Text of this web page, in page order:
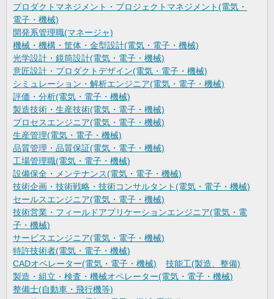
プロダクトマネジメント・プロジェクトマネジメント(電気・
電子・機械)
開発系管理職(マネージャ)
機械・機構・筐体・金型設計(電気・電子・機械)
光学設計・鏡筒設計(電気・電子・機械)
意匠設計・プロダクトデザイン(電気・電子・機械)
シミュレーション・解析エンジニア(電気・電子・機械)
評価・分析(電気・電子・機械)
製造技術・生産技術(電気・電子・機械)
プロセスエンジニア(電気・電子・機械)
生産管理(電気・電子・機械)
品質管理・品質保証(電気・電子・機械)
工場管理職(電気・電子・機械)
設備保全・メンテナンス(電気・電子・機械)
技術企画・技術戦略・技術コンサルタント(電気・電子・機械)
セールスエンジニア(電気・電子・機械)
技術営業・フィールドアプリケーションエンジニア(電気・電
子・機械)
サービスエンジニア(電気・電子・機械)
特許技術者(電気・電子・機械)
CADオペレーター(電気・電子・機械)
技能工(製造、整備)
製造・組立・検査・機械オペレーター(電気・電子・機械)
整備士(自動車・飛行機等)